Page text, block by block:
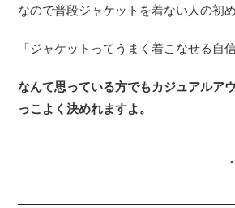
なので普段ジャケットを着ない人の初
「ジャケットってうまく着こなせる自
なんて思っている方でもカジュアルア
っこよく決めれますよ。